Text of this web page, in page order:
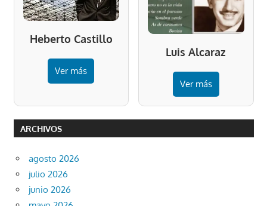
Heberto Castillo
Ver más
Luis Alcaraz
Ver más
ARCHIVOS
agosto 2026
julio 2026
junio 2026